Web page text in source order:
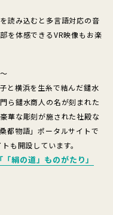
読み込むと多言語対応の音
を体感できるVR映像もお楽
と横浜を生糸で結んだ鑓水
ら鑓水商人の名が刻まれた
華な彫刻が施された社殿な
都物語」ポータルサイトで
も開設しています。
絹の道」ものがたり」